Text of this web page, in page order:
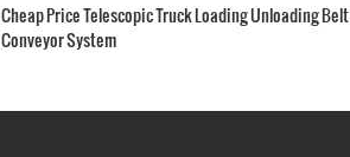
Cheap Price Telescopic Truck Loading Unloading Belt
Conveyor System